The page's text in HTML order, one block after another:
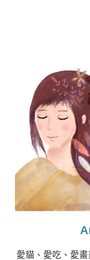
愛貓、愛吃、愛